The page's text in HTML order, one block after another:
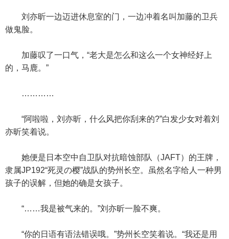
刘亦昕一边迈进休息室的门，一边冲着名叫加藤的卫兵
做鬼脸。
加藤叹了一口气，“老大是怎么和这么一个女神经好上
的，马鹿。”
…………
“阿啦啦，刘亦昕，什么风把你刮来的?”白发少女对着刘
亦昕笑着说。
她便是日本空中自卫队对抗暗蚀部队（JAFT）的王牌，
隶属JP192“死灵の樱”战队的势州长空。虽然名字给人一种男
孩子的误解，但她的确是女孩子。
“……我是被气来的。”刘亦昕一脸不爽。
“你的日语有语法错误哦。”势州长空笑着说。“我还是用